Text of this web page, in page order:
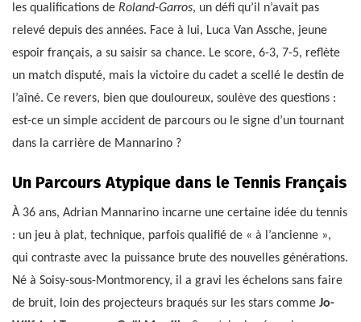
les qualifications de Roland-Garros, un défi qu’il n’avait pas
relevé depuis des années. Face à lui, Luca Van Assche, jeune
espoir français, a su saisir sa chance. Le score, 6-3, 7-5, reflète
un match disputé, mais la victoire du cadet a scellé le destin de
l’aîné. Ce revers, bien que douloureux, soulève des questions :
est-ce un simple accident de parcours ou le signe d’un tournant
dans la carrière de Mannarino ?
Un Parcours Atypique dans le Tennis Français
À 36 ans, Adrian Mannarino incarne une certaine idée du tennis
: un jeu à plat, technique, parfois qualifié de « à l’ancienne »,
qui contraste avec la puissance brute des nouvelles générations.
Né à Soisy-sous-Montmorency, il a gravi les échelons sans faire
de bruit, loin des projecteurs braqués sur les stars comme Jo-